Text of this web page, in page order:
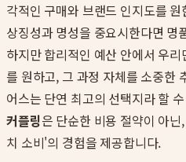
각적인 구매와 브랜드 인지도를
상징성과 명성을 중요시한다면 명
하지만 합리적인 예산 안에서 우
를 원하고, 그 과정 자체를 소중한
어스는 단연 최고의 선택지라 할
커플링은 단순한 비용 절약이 아
치 소비'의 경험을 제공합니다.